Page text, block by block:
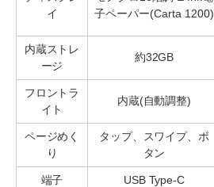
イ
子ペーパー(Carta 1200)
内蔵ストレ
ージ
約32GB
フロントラ
イト
内蔵(自動調整)
ページめく
り
タップ、スワイプ、ボ
タン
端子 USB Type-C